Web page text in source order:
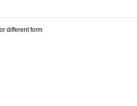
different form